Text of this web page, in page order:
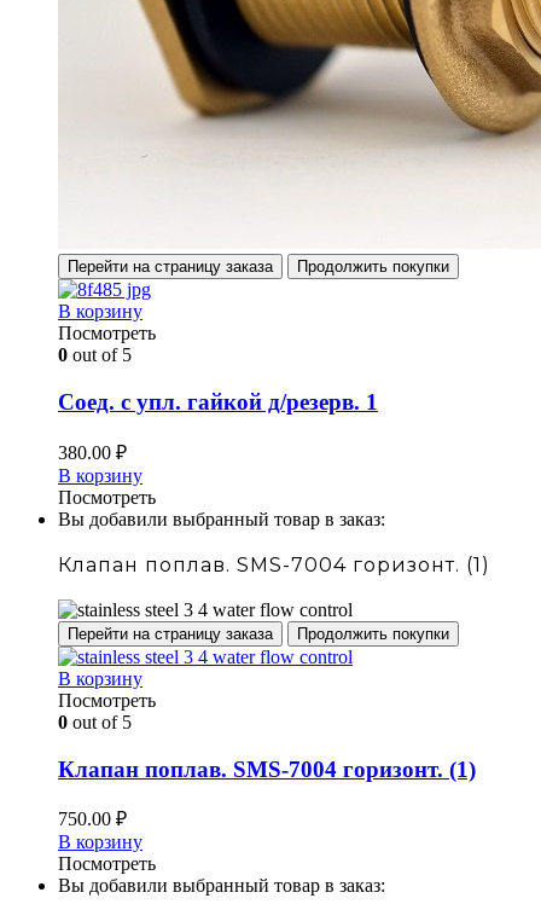
Перейти на страницу заказа Продолжить покупки
В корзину
Посмотреть
0 out of 5
Соед. с упл. гайкой д/резерв. 1
380.00 ₽
В корзину
Посмотреть
Вы добавили выбранный товар в заказ:
Клапан поплав. SMS-7004 горизонт. (1)
Перейти на страницу заказа Продолжить покупки
В корзину
Посмотреть
0 out of 5
Клапан поплав. SMS-7004 горизонт. (1)
750.00 ₽
В корзину
Посмотреть
Вы добавили выбранный товар в заказ: